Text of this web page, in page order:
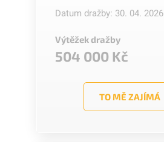
Datum dražby: 30. 04. 2026
Výtěžek dražby
504 000 Kč
TO MĚ ZAJÍMÁ